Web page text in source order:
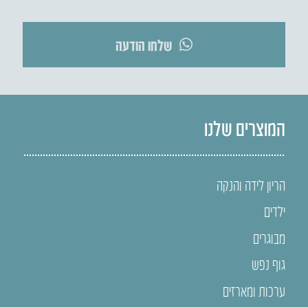
שלחו הודעה
המוצרים שלנו
הריון לידה והנקה
ילדים
מבוגרים
גוף נפש
ערכות ומארזים